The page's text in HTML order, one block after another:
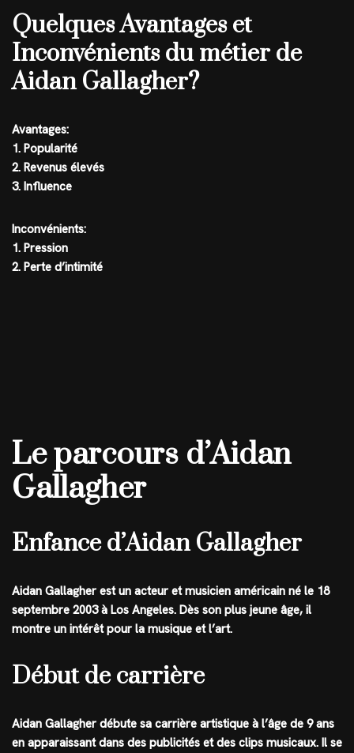
Quelques Avantages et
Inconvénients du métier de
Aidan Gallagher?
Avantages:
1. Popularité
2. Revenus élevés
3. Influence
Inconvénients:
1. Pression
2. Perte d’intimité
Le parcours d’Aidan
Gallagher
Enfance d’Aidan Gallagher
Aidan Gallagher est un acteur et musicien américain né le 18
septembre 2003 à Los Angeles. Dès son plus jeune âge, il
montre un intérêt pour la musique et l’art.
Début de carrière
Aidan Gallagher débute sa carrière artistique à l’âge de 9 ans
en apparaissant dans des publicités et des clips musicaux. Il se